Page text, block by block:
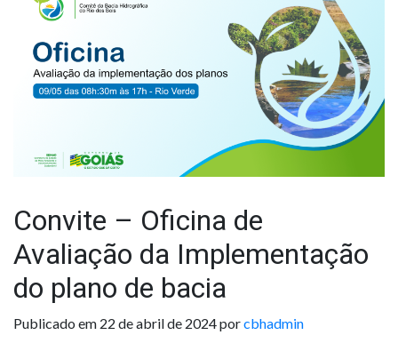
Convite – Oficina de
Avaliação da Implementação
do plano de bacia
Publicado em 22 de abril de 2024 porcbhadmin